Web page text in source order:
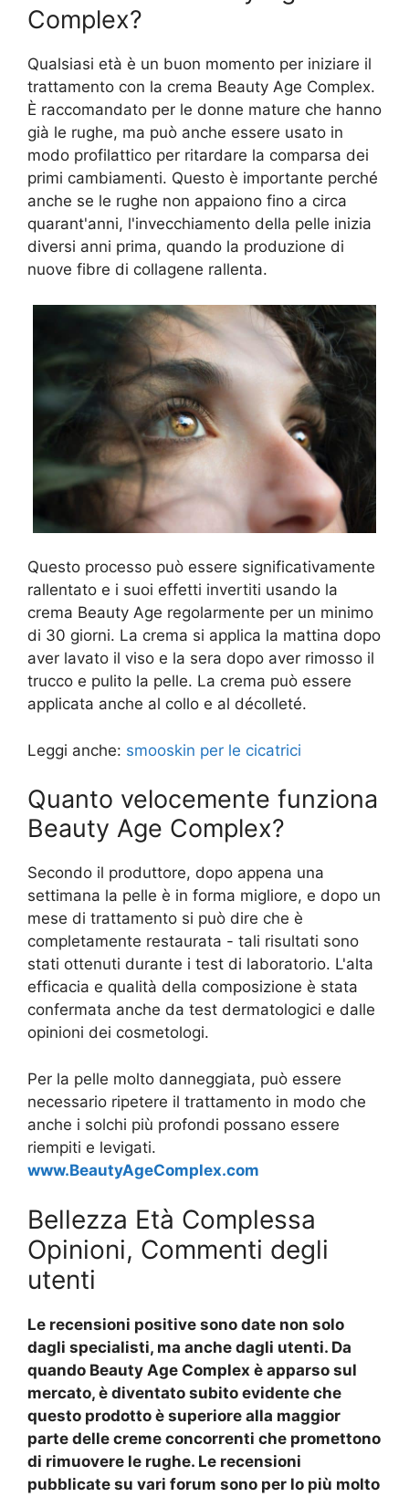
Сomplex?
Qualsiasi età è un buon momento per iniziare il
trattamento con la crema Beauty Age Сomplex.
È raccomandato per le donne mature che hanno
già le rughe, ma può anche essere usato in
modo profilattico per ritardare la comparsa dei
primi cambiamenti. Questo è importante perché
anche se le rughe non appaiono fino a circa
quarant'anni, l'invecchiamento della pelle inizia
diversi anni prima, quando la produzione di
nuove fibre di collagene rallenta.
Questo processo può essere significativamente
rallentato e i suoi effetti invertiti usando la
crema Beauty Age regolarmente per un minimo
di 30 giorni. La crema si applica la mattina dopo
aver lavato il viso e la sera dopo aver rimosso il
trucco e pulito la pelle. La crema può essere
applicata anche al collo e al décolleté.
Leggi anche: smooskin per le cicatrici
Quanto velocemente funziona
Beauty Age Сomplex?
Secondo il produttore, dopo appena una
settimana la pelle è in forma migliore, e dopo un
mese di trattamento si può dire che è
completamente restaurata - tali risultati sono
stati ottenuti durante i test di laboratorio. L'alta
efficacia e qualità della composizione è stata
confermata anche da test dermatologici e dalle
opinioni dei cosmetologi.
Per la pelle molto danneggiata, può essere
necessario ripetere il trattamento in modo che
anche i solchi più profondi possano essere
riempiti e levigati.
www.BeautyAgeComplex.com
Bellezza Età Complessa
Opinioni, Commenti degli
utenti
Le recensioni positive sono date non solo
dagli specialisti, ma anche dagli utenti. Da
quando Beauty Age Complex è apparso sul
mercato, è diventato subito evidente che
questo prodotto è superiore alla maggior
parte delle creme concorrenti che promettono
di rimuovere le rughe. Le recensioni
pubblicate su vari forum sono per lo più molto